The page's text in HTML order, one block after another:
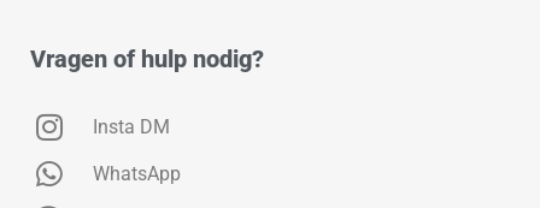
Vragen of hulp nodig?
Insta DM
WhatsApp